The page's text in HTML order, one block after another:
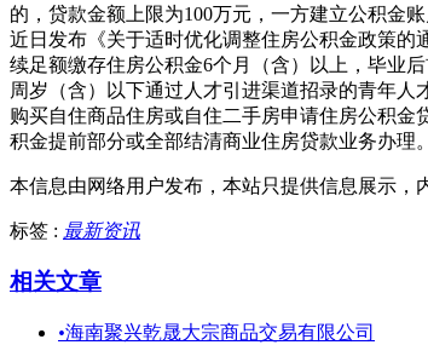
的，贷款金额上限为100万元，一方建立公积金
近日发布《关于适时优化调整住房公积金政策的
续足额缴存住房公积金6个月（含）以上，毕业
周岁（含）以下通过人才引进渠道招录的青年
购买自住商品住房或自住二手房申请住房公积
积金提前部分或全部结清商业住房贷款业务办理
本信息由网络用户发布， 本站只提供信息展示，
标签 : 最新资讯
相关文章
•海南聚兴乾晟大宗商品交易有限公司